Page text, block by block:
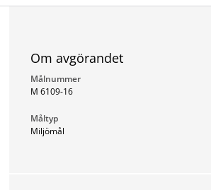
Om avgörandet
Målnummer
M 6109-16
Måltyp
Miljömål